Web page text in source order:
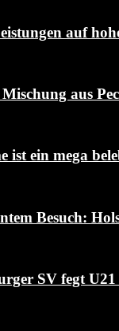
auf
aus
ein mega
Besuch:
SV fegt U21